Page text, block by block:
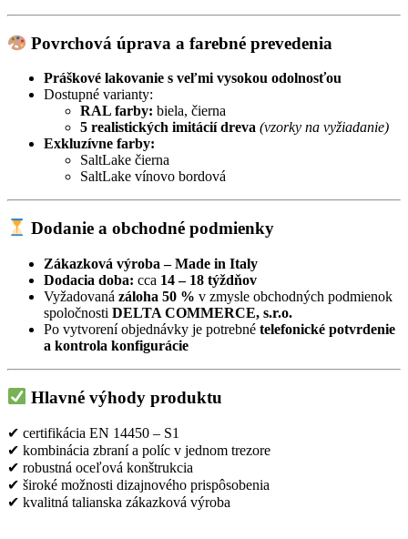
Povrchová úprava a farebné prevedenia
Práškové lakovanie s veľmi vysokou odolnosťou
Dostupné varianty:
RAL farby: biela, čierna
5 realistických imitácií dreva (vzorky na vyžiadanie)
Exkluzívne farby:
SaltLake čierna
SaltLake vínovo bordová
Dodanie a obchodné podmienky
Zákazková výroba – Made in Italy
Dodacia doba: cca 14 – 18 týždňov
Vyžadovaná záloha 50 % v zmysle obchodných podmienok
spoločnosti DELTA COMMERCE, s.r.o.
Po vytvorení objednávky je potrebné telefonické potvrdenie
a kontrola konfigurácie
Hlavné výhody produktu
✔ certifikácia EN 14450 – S1
✔ kombinácia zbraní a políc v jednom trezore
✔ robustná oceľová konštrukcia
✔ široké možnosti dizajnového prispôsobenia
✔ kvalitná talianska zákazková výroba